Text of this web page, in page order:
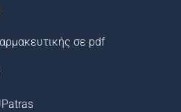
σε pdf